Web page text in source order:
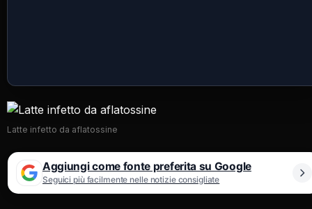
Latte infetto da aflatossine
Aggiungi come fonte preferita su Google
Seguici più facilmente nelle notizie consigliate